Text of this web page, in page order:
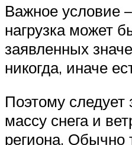
Важное условие
нагрузка может
заявленных
никогда, иначе
Поэтому следует
массу снега и
региона. Обычно